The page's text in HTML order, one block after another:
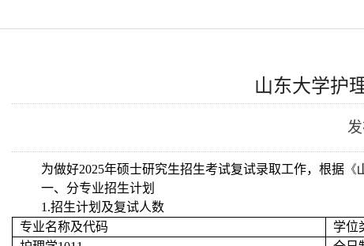
山东大学护
为做好2025年硕士研究生招生考试复试录取工作，根据
一、分专业招生计划
1.招生计划及复试人数
专业名称及代码
学位